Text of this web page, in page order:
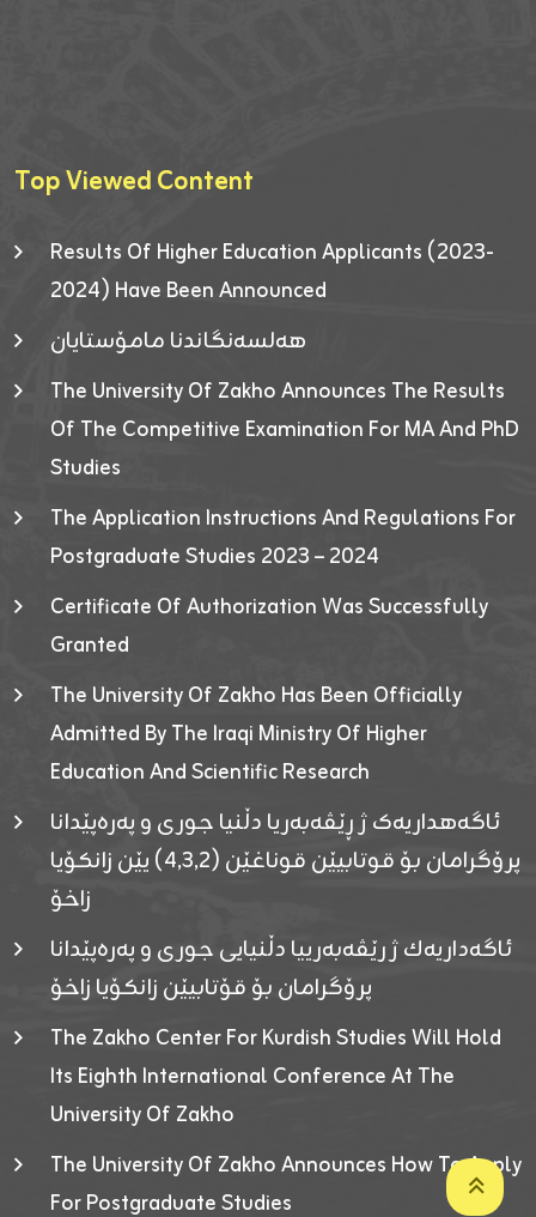
Top Viewed Content
Results Of Higher Education Applicants (2023-
2024) Have Been Announced
هەلسەنگاندنا مامۆستایان
The University Of Zakho Announces The Results
Of The Competitive Examination For MA And PhD
Studies
The Application Instructions And Regulations For
Postgraduate Studies 2023 – 2024
Certificate Of Authorization Was Successfully
Granted
The University Of Zakho Has Been Officially
Admitted By The Iraqi Ministry Of Higher
Education And Scientific Research
ئاگەهداریەک ژ ڕێڤەبەریا دڵنیا جوری و پەرەپێدانا
پرۆگرامان بۆ قوتابیێن قوناغێن (٤٫٣٫٢) یێن زانکۆیا
زاخۆ
ئاگەداریەك ژ رێڤەبەرییا دڵنیایی جوری و پەرەپێدانا
پرۆگرامان بۆ قۆتابیێن زانکۆیا زاخۆ
The Zakho Center For Kurdish Studies Will Hold
Its Eighth International Conference At The
University Of Zakho
The University Of Zakho Announces How To Apply
For Postgraduate Studies